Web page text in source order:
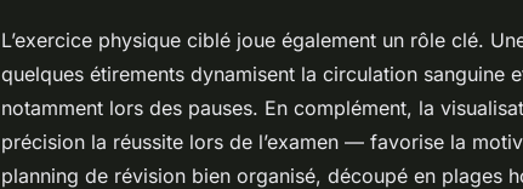
L’exercice physique ciblé joue également un rôle clé.
quelques étirements dynamisent la circulation sanguine
notamment lors des pauses. En complément, la
précision la réussite lors de l’examen — favorise la
planning de révision bien organisé, découpé en plages